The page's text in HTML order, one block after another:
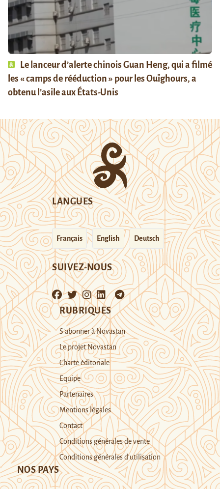
Le lanceur d’alerte chinois Guan Heng, qui a filmé
les « camps de rééduction » pour les Ouïghours, a
obtenu l’asile aux États-Unis
LANGUES
Français English Deutsch
SUIVEZ-NOUS
RUBRIQUES
S’abonner à Novastan
Le projet Novastan
Charte éditoriale
Equipe
Partenaires
Mentions légales
Contact
Conditions générales de vente
Conditions générales d’utilisation
NOS PAYS